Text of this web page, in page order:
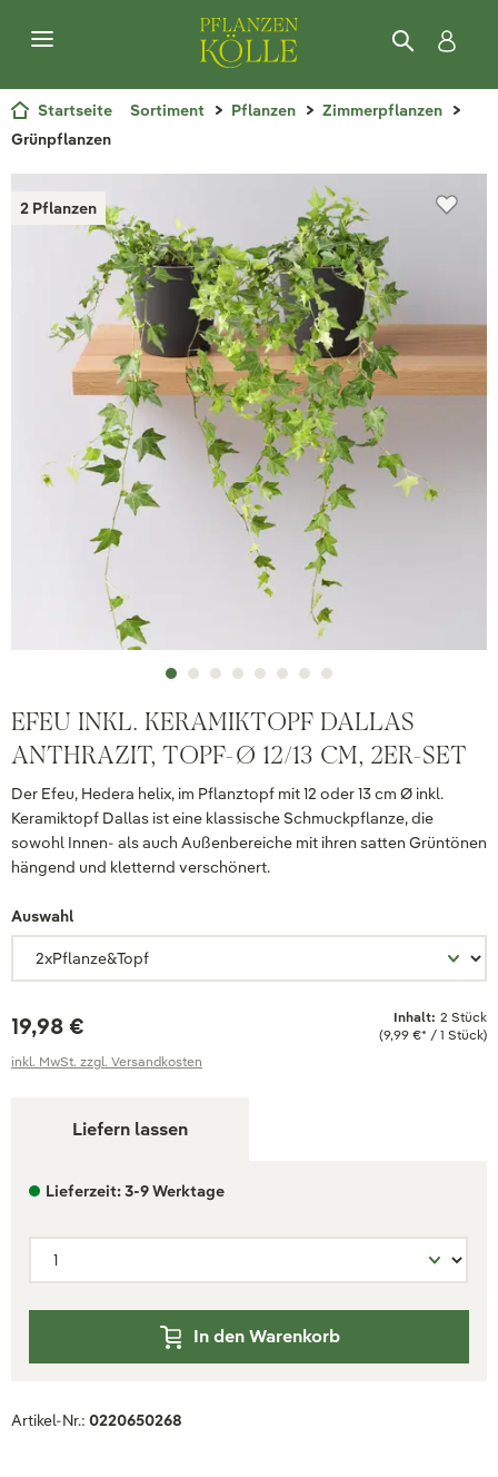
Startseite Sortiment Pflanzen
Zimmerpflanzen
Grünpflanzen
2 Pflanzen
EFEU INKL. KERAMIKTOPF DALLAS
ANTHRAZIT, TOPF-Ø 12/13 CM, 2ER-SET
Der Efeu, Hedera helix, im Pflanztopf mit 12 oder 13 cm Ø inkl.
Keramiktopf Dallas ist eine klassische Schmuckpflanze, die
sowohl Innen- als auch Außenbereiche mit ihren satten Grüntönen
hängend und kletternd verschönert.
Auswahl
19,98 € Inhalt: 2 Stück
(9,99 €* / 1 Stück)
inkl. MwSt. zzgl. Versandkosten
Liefern lassen
Lieferzeit: 3-9 Werktage
In den Warenkorb
Artikel-Nr.: 0220650268